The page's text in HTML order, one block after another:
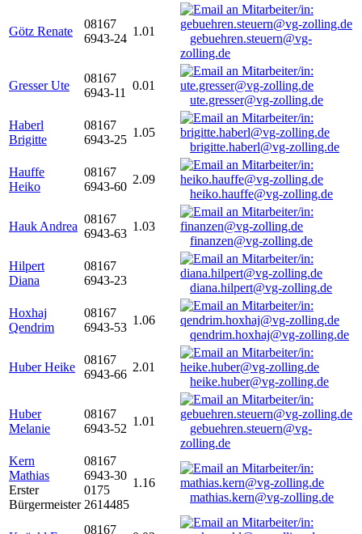
Götz Renate
08167
6943-24
1.01
gebuehren.steuern@vg-
zolling.de
Gresser Ute
08167
6943-11
0.01
ute.gresser@vg-zolling.de
Haberl
Brigitte
08167
6943-25
1.05
brigitte.haberl@vg-zolling.de
Hauffe
Heiko
08167
6943-60
2.09
heiko.hauffe@vg-zolling.de
Hauk Andrea
08167
6943-63
1.03
finanzen@vg-zolling.de
Hilpert
Diana
08167
6943-23
diana.hilpert@vg-zolling.de
Hoxhaj
Qendrim
08167
6943-53
1.06
qendrim.hoxhaj@vg-zolling.de
Huber Heike
08167
6943-66
2.01
heike.huber@vg-zolling.de
Huber
Melanie
08167
6943-52
1.01
gebuehren.steuern@vg-
zolling.de
Kern
Mathias
Erster
Bürgermeister
08167
6943-30
0175
2614485
1.16
mathias.kern@vg-zolling.de
08167